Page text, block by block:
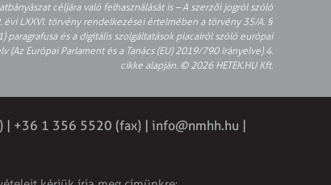
céljára való felhasználását is – A szerzői jogról szóló
évi LXXVI. törvény rendelkezései értelmében a törvény 35/A. §
paragrafusa és a digitális szolgáltatások piacairól szóló európai
(Az Európai Parlament és a Tanács (EU) 2019/790 Irányelve) 4.
cikke alapján. © 2026 HETEK.HU Kft.
| +36 1 356 5520 (fax) | info@nmhh.hu